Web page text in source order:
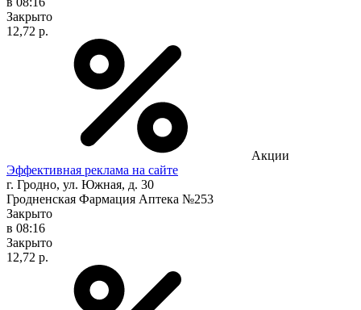
Закрыто
12,72 р.
Акции
Эффективная реклама на сайте
г. Гродно, ул. Южная, д. 30
Гродненская Фармация Аптека №253
Закрыто
в 08:16
Закрыто
12,72 р.